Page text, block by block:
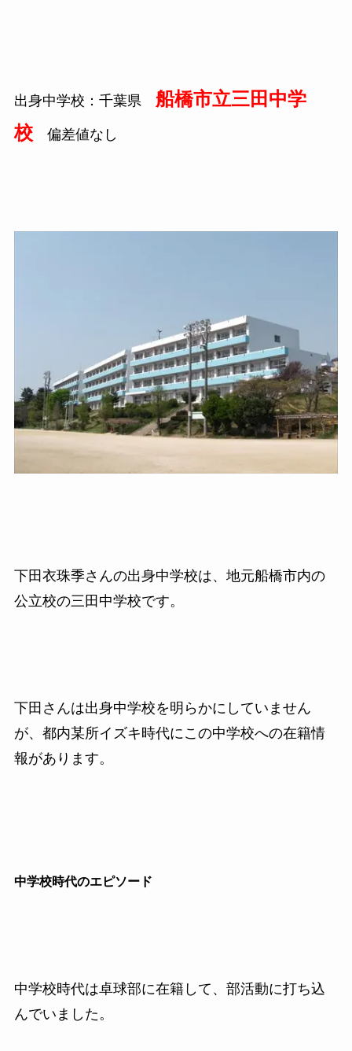
出身中学校：千葉県 船橋市立三田中学
校偏差値なし
下田衣珠季さんの出身中学校は、地元船橋市内の
公立校の三田中学校です。
下田さんは出身中学校を明らかにしていません
が、都内某所イズキ時代にこの中学校への在籍情
報があります。
中学校時代のエピソード
中学校時代は卓球部に在籍して、部活動に打ち込
んでいました。